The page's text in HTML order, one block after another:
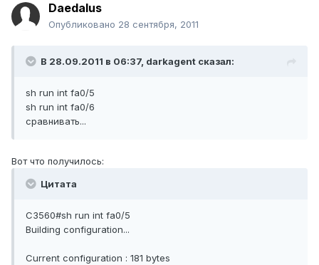
Daedalus
Опубликовано 28 сентября, 2011
В 28.09.2011 в 06:37, darkagent сказал:
sh run int fa0/5
sh run int fa0/6
сравнивать...
Вот что получилось:
Цитата
C3560#sh run int fa0/5
Building configuration...
Current configuration : 181 bytes